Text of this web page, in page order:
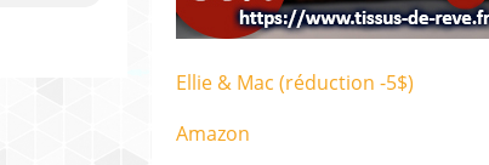
Ellie & Mac (réduction -5$)
Amazon